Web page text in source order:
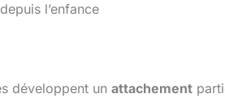
l’enfance
développent un attachement